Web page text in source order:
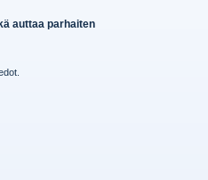
auttaa parhaiten